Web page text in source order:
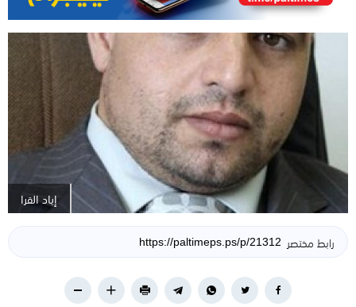
إياد القرا
رابط مختصر